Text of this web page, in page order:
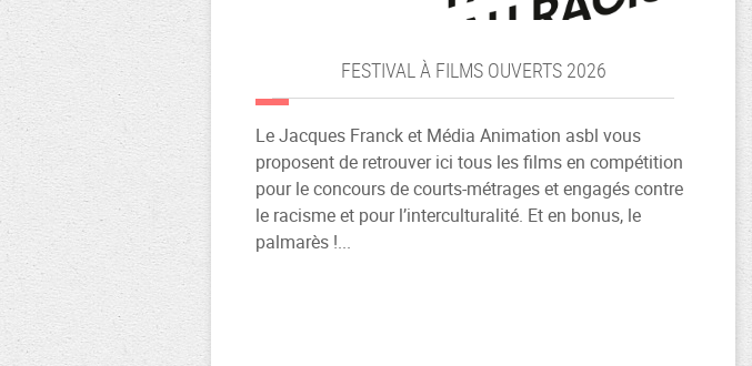
FESTIVAL À FILMS OUVERTS 2026
Le Jacques Franck et Média Animation asbl vous
proposent de retrouver ici tous les films en compétition
pour le concours de courts-métrages et engagés contre
le racisme et pour l’interculturalité. Et en bonus, le
palmarès !...